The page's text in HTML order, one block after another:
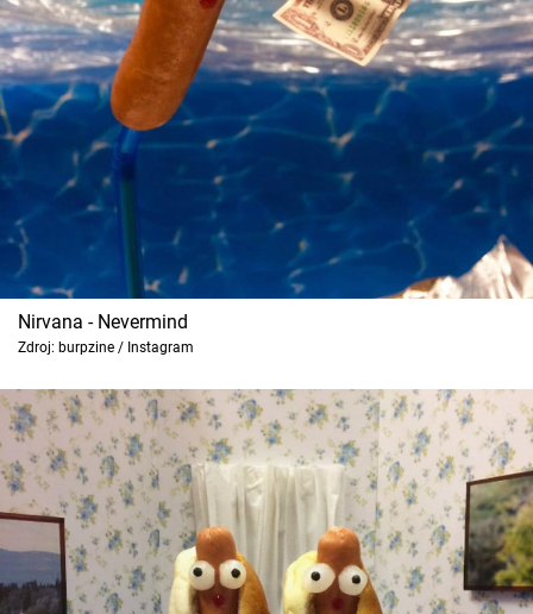
Nirvana - Nevermind
Zdroj: burpzine / Instagram